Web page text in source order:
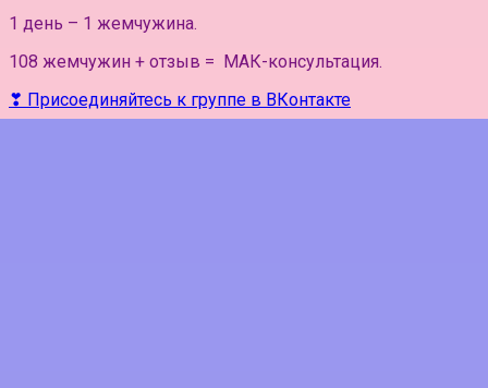
1 день – 1 жемчужина.
108 жемчужин + отзыв = МАК-консультация.
❣ Присоединяйтесь к группе в ВКонтакте